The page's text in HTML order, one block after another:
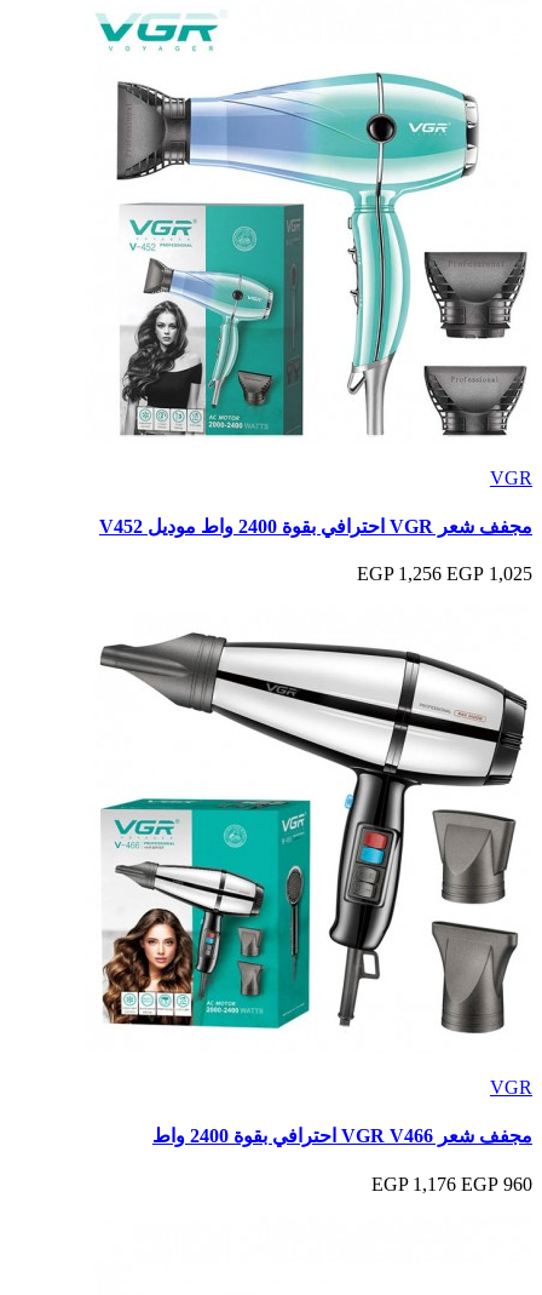
VGR
مجفف شعر VGR احترافي بقوة 2400 واط موديل V452
1,025 EGP
1,256 EGP
VGR
مجفف شعر VGR V466 احترافي بقوة 2400 واط
960 EGP
1,176 EGP